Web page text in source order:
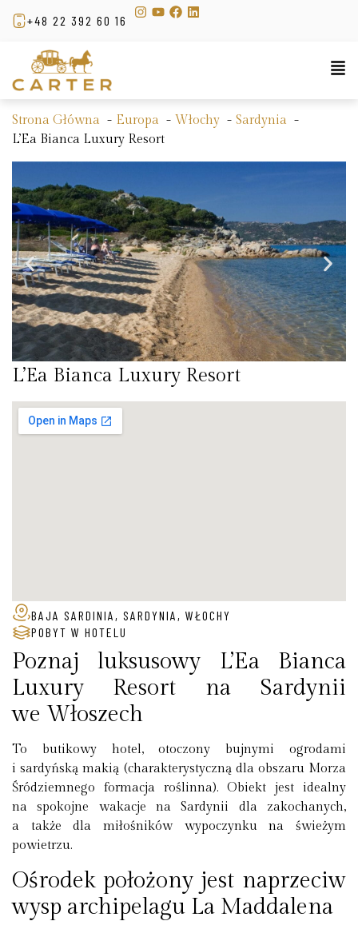
+48 22 392 60 16
Strona Główna Europa Włochy
Sardynia
L’Ea Bianca Luxury Resort
L’Ea Bianca Luxury Resort
BAJA SARDINIA, SARDYNIA, WŁOCHY
POBYT W HOTELU
Poznaj luksusowy L’Ea Bianca
Luxury Resort na Sardynii
we Włoszech
To butikowy hotel, otoczony bujnymi ogrodami
i sardyńską makią (charakterystyczną dla obszaru Morza
Śródziemnego formacja roślinna). Obiekt jest idealny
na spokojne wakacje na Sardynii dla zakochanych,
a także dla miłośników wypoczynku na świeżym
powietrzu.
Ośrodek położony jest naprzeciw
wysp archipelagu La Maddalena